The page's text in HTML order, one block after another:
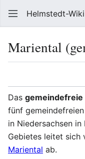
Helmstedt-Wiki
Mariental
Das gemeindefreie
fünf
in Niedersachsen
Gebietes leitet sich
Mariental ab.